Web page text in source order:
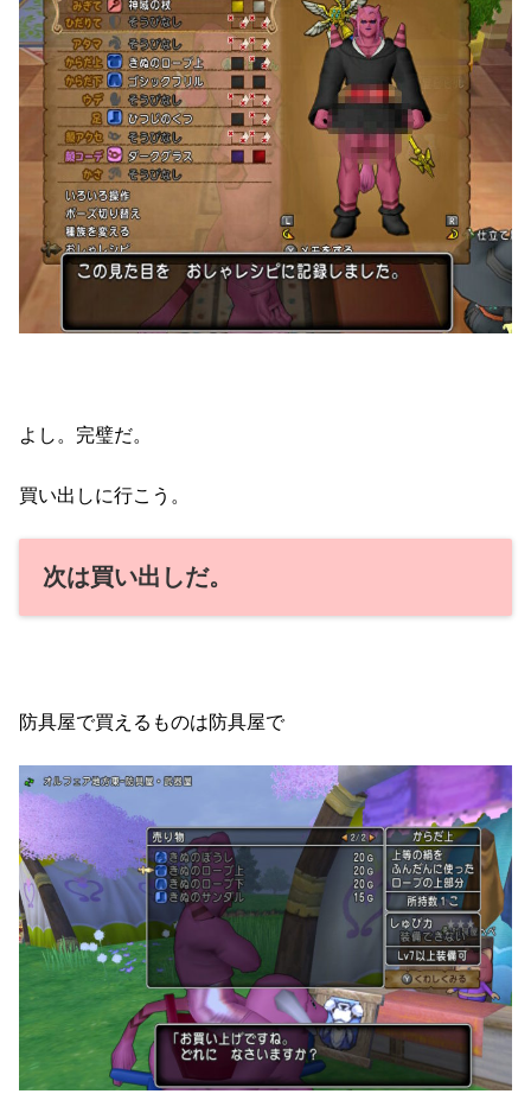
よし。完璧だ。
買い出しに行こう。
次は買い出しだ。
防具屋で買えるものは防具屋で